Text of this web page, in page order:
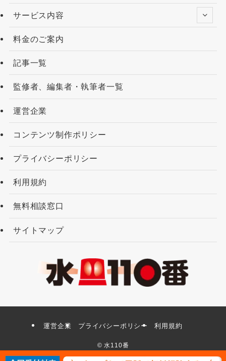
サービス内容
料金のご案内
記事一覧
監修者、編集者・執筆者一覧
運営企業
コンテンツ制作ポリシー
プライバシーポリシー
利用規約
無料相談窓口
サイトマップ
運営企業 プライバシーポリシー 利用規約
© 水110番